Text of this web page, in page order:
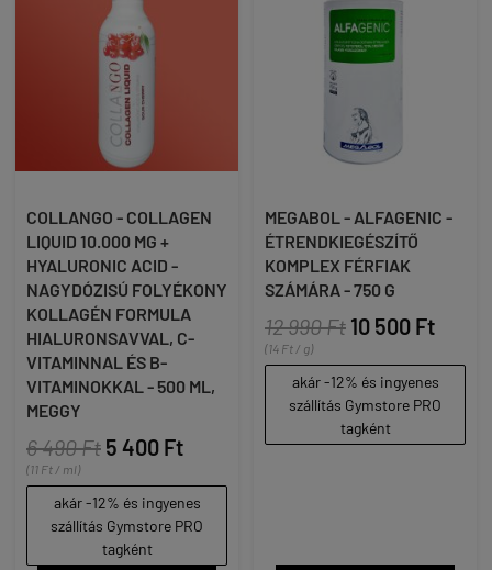
COLLANGO - COLLAGEN
LIQUID 10.000 MG +
HYALURONIC ACID -
NAGYDÓZISÚ FOLYÉKONY
KOLLAGÉN FORMULA
HIALURONSAVVAL, C-
VITAMINNAL ÉS B-
VITAMINOKKAL - 500 ML,
MEGGY
6 490 Ft 5 400 Ft
(11 Ft / ml)
akár -12% és ingyenes
szállítás Gymstore PRO
tagként
MEGABOL - ALFAGENIC -
ÉTRENDKIEGÉSZÍTŐ
KOMPLEX FÉRFIAK
SZÁMÁRA - 750 G
12 990 Ft 10 500 Ft
(14 Ft / g)
akár -12% és ingyenes
szállítás Gymstore PRO
tagként